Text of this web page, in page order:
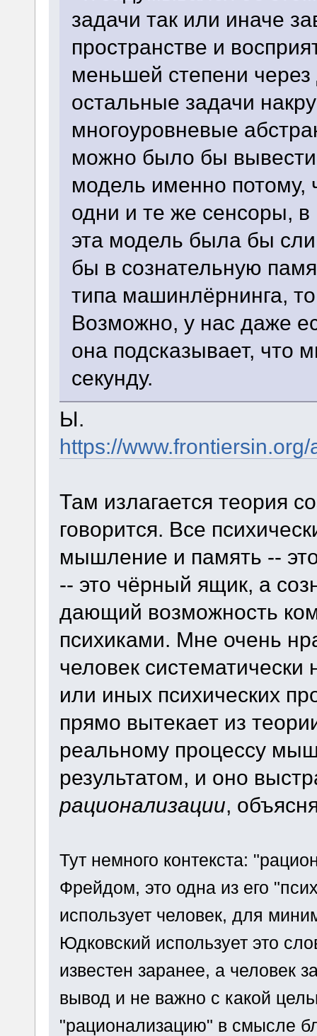
задачи так или иначе
пространстве и
меньшей степени через
остальные задачи
многоуровневые
можно было бы
модель именно потому,
одни и те же сенсоры,
эта модель была бы
бы в сознательную
типа машинлёрнинга,
Возможно, у нас даже
она подсказывает,
секунду.
Ы.
https://
Там излагается теория
говорится. Все
мышление и память --
-- это чёрный ящик, а
дающий возможность
психиками. Мне очень
человек систематически
или иных психических
прямо вытекает из
реальному процессу
результатом, и оно
рационализации,
Тут немного контекста:
Фрейдом, это одна из его
использует человек, для
Юдковский использует это
известен заранее, а человек
вывод и не важно с какой
"рационализацию" в смысле